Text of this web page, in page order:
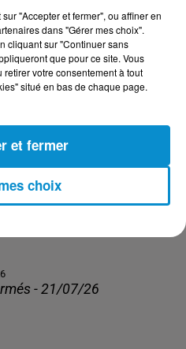
- 23/07/26
- 22/07/26
- 21/07/26
"Accepter et fermer", ou affiner en
dans "Gérer mes choix".
cliquant sur "Continuer sans
que pour ce site. Vous
votre consentement à tout
situé en bas de chaque page.
choix
et fermer